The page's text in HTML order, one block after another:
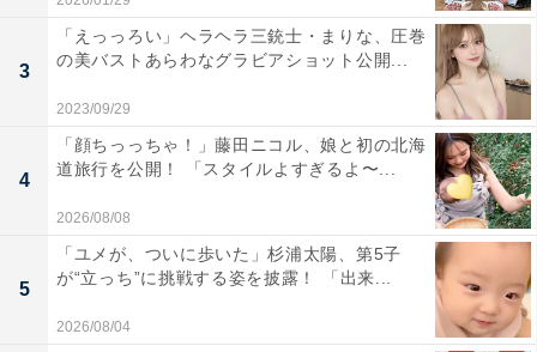
3
「えっっろい」ヘラヘラ三銃士・まりな、圧巻
の美バストあらわなグラビアショット公開...
2023/09/29
4
「顔ちっっちゃ！」藤田ニコル、娘と初の北海
道旅行を公開！ 「スタイルよすぎるよ〜...
2026/08/08
5
「ユメが、ついに歩いた」杉浦太陽、第5子
が“立っち”に挑戦する姿を披露！ 「出来...
2026/08/04